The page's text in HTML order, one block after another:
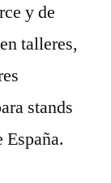
y de
talleres,
stands